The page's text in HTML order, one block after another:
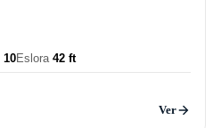
10Eslora 42 ft
Ver